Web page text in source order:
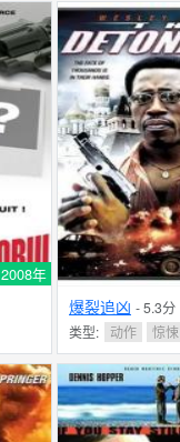
2008年
爆裂追凶 - 5.3分
类型:
动作 惊悚